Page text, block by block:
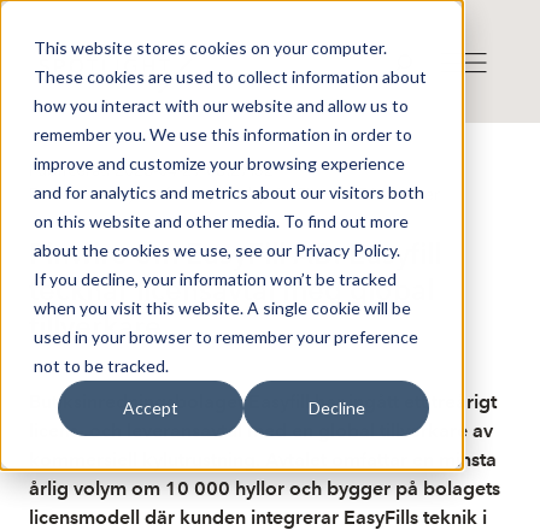
This website stores cookies on your computer.
These cookies are used to collect information about
how you interact with our website and allow us to
remember you. We use this information in order to
improve and customize your browsing experience
and for analytics and metrics about our visitors both
on this website and other media. To find out more
about the cookies we use, see our Privacy Policy.
If you decline, your information won’t be tracked
when you visit this website. A single cookie will be
used in your browser to remember your preference
not to be tracked.
Accept Decline
Publicerat: 2026-04-29 06:27:32
Detta är en nyhet från nyhetsbyrån FinwireDisclaimer
Finwire om EasyFill AB: Easyfill
tecknar licensavtal med global
tillverkare
Butiksinredningsbolaget Easyfill har ingått ett treårigt
licens- och leveransavtal med en global tillverkare av
kommersiell kylutrustning. Avtalet omfattar en minsta
årlig volym om 10 000 hyllor och bygger på bolagets
licensmodell där kunden integrerar EasyFills teknik i